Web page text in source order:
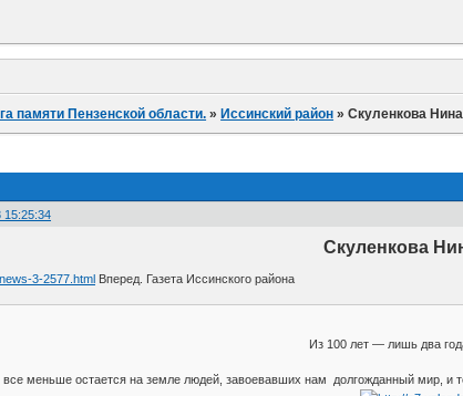
памяти Пензенской области. » Иссинский район »Скуленкова
15:25:34
Скуленкова
3-2577.html Вперед. Газета Иссинского района
Из 100 лет — лишь два
меньше остается на земле людей, завоевавших нам долгожданный мир, и